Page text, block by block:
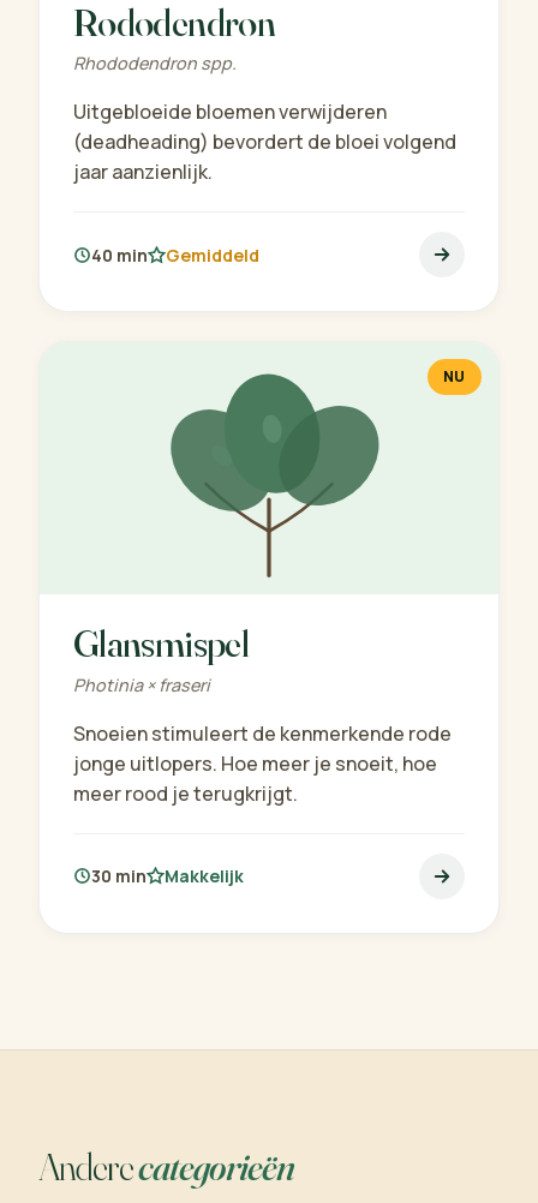
Rododendron
Rhododendron spp.
Uitgebloeide bloemen verwijderen
(deadheading) bevordert de bloei volgend
jaar aanzienlijk.
40 min Gemiddeld
NU
Glansmispel
Photinia × fraseri
Snoeien stimuleert de kenmerkende rode
jonge uitlopers. Hoe meer je snoeit, hoe
meer rood je terugkrijgt.
30 min Makkelijk
Anderecategorieën